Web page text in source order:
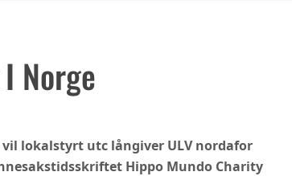
Norge
lokalstyrt utc långiver ULV nordafor
Hippo Mundo Charity